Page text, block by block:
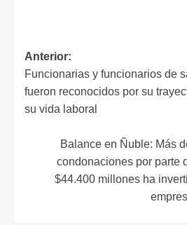
Anterior:
Funcionarias y funcionarios de
fueron reconocidos por su
su vida laboral
Balance en Ñuble: Más
condonaciones por parte
$44.400 millones ha